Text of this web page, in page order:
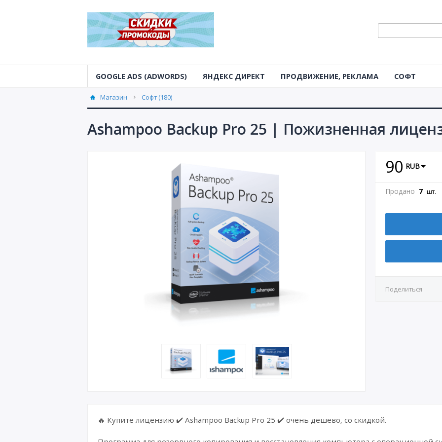
GOOGLE ADS (ADWORDS) ЯНДЕКС ДИРЕКТ ПРОДВИЖЕНИЕ, РЕКЛАМА СОФТ
Магазин Софт (180)
Ashampoo Backup Pro 25 | Пожизненная
90 RUB
Продано 7 шт.
Поделиться
🔥 Купите лицензию ✔️ Ashampoo Backup Pro 25 ✔️ очень дешево, со скидкой.